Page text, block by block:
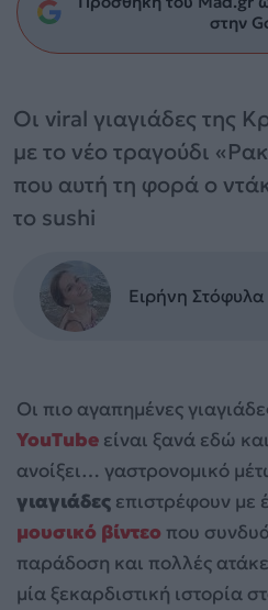
στην
Οι viral γιαγιάδες της
με το νέο τραγούδι
που αυτή τη φορά ο
το sushi
Ειρήνη Στόφυλα
Οι πιο αγαπημένες
YouTube είναι ξανά εδώ
ανοίξει… γαστρονομικό
γιαγιάδες επιστρέφουν με
μουσικό βίντεο που
παράδοση και πολλές
μία ξεκαρδιστική ιστορία